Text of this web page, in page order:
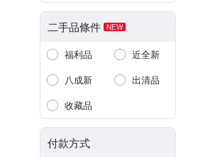
二手品條件 NEW
福利品
近全新
八成新
出清品
收藏品
付款方式